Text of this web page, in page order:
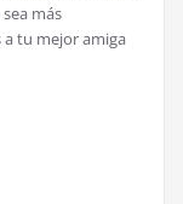
más
a tu mejor amiga